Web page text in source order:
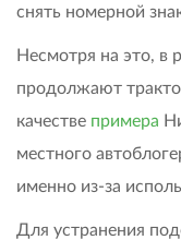
снять номерной
Несмотря на это, в
продолжают
качестве примера
местного
именно из-за
Для устранения